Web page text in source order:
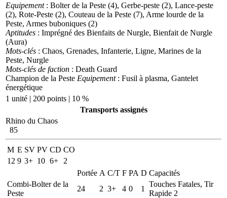
Equipement: Bolter de la Peste (4), Gerbe-peste (2), Lance-peste
(2), Rote-Peste (2), Couteau de la Peste (7), Arme lourde de la
Peste, Armes buboniques (2)
Aptitudes : Imprégné des Bienfaits de Nurgle, Bienfait de Nurgle
(Aura)
Mots-clés : Chaos, Grenades, Infanterie, Ligne, Marines de la
Peste, Nurgle
Mots-clés de faction : Death Guard
Champion de la Peste Equipement: Fusil à plasma, Gantelet
énergétique
1 unité | 200 points | 10 %
Transports assignés
Rhino du Chaos
85
M E SV PV CD CO
12 9 3+ 10 6+
2
Portée A C/T F PA D Capacités
Combi-Bolter de la
Peste
24 2 3+ 4 0 1
Touches Fatales, Tir
Rapide 2